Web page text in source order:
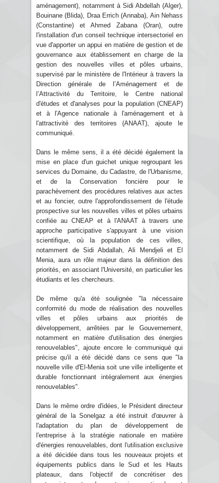
aménagement), notamment à Sidi Abdellah (Alger),
Bouinane (Blida), Draa Errich (Annaba), Ain Nehass
(Constantine) et Ahmed Zabana (Oran), outre
l'installation d'un conseil technique intersectoriel en
vue d'apporter un appui en matière de gestion et de
gouvernance aux établissement en charge de la
gestion des nouvelles villes et pôles urbains,
supervisé par le ministère de l'Intérieur à travers la
Direction générale de l’Aménagement et de
l’Attractivité du Territoire, le Centre national
d'études et d'analyses pour la population (CNEAP)
et à l'Agence nationale à l'aménagement et à
l'attractivité des territoires (ANAAT), ajoute le
communiqué.
Dans le même sens, il a été décidé également la
mise en place d'un guichet unique regroupant les
services du Domaine, du Cadastre, de l'Urbanisme,
et de la Conservation foncière pour le
parachèvement des procédures relatives aux actes
et au foncier, outre l'approfondissement de l'étude
prospective sur les nouvelles villes et pôles urbains
confiée au CNEAP et à l'ANAAT à travers une
approche participative s'appuyant à une vision
scientifique, où la population de ces villes,
notamment de Sidi Abdallah, Ali Mendjeli et El
Menia, aura un rôle majeur dans la définition des
priorités, en associant l'Université, en particulier les
étudiants et les chercheurs.
De même qu'a été soulignée "la nécessaire
conformité du mode de réalisation des nouvelles
villes et pôles urbains aux priorités de
développement, arrêtées par le Gouvernement,
notamment en matière d'utilisation des énergies
renouvelables", ajoute encore le communiqué qui
précise qu'il a été décidé dans ce sens que "la
nouvelle ville d'El-Menia soit une ville intelligente et
durable fonctionnant intégralement aux énergies
renouvelables".
Dans le même ordre d'idées, le Président directeur
général de la Sonelgaz a été instruit d'œuvrer à
l'adaptation du plan de développement de
l'entreprise à la stratégie nationale en matière
d'énergies renouvelables, dont l'utilisation exclusive
a été décidée dans tous les nouveaux projets et
équipements publics dans le Sud et les Hauts
plateaux, dans l'objectif de concrétiser des